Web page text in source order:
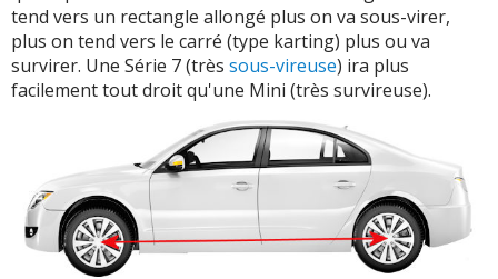
tend vers un rectangle allongé plus on va sous-virer,
plus on tend vers le carré (type karting) plus ou va
survirer. Une Série 7 (très sous-vireuse) ira plus
facilement tout droit qu'une Mini (très survireuse).